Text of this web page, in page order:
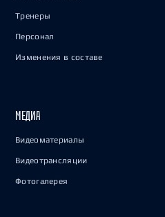
Тренеры
Персонал
Изменения в составе
МЕДИА
Видеоматериалы
Видеотрансляции
Фотогалерея